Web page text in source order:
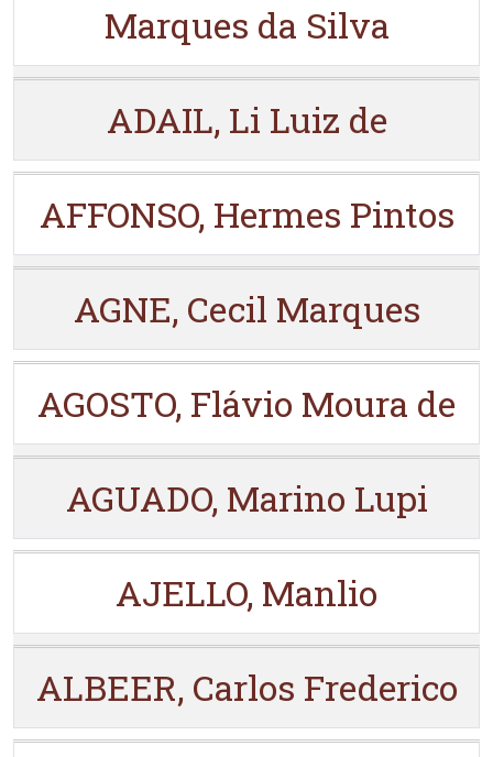
Marques da Silva
ADAIL, Li Luiz de
AFFONSO, Hermes Pintos
AGNE, Cecil Marques
AGOSTO, Flávio Moura de
AGUADO, Marino Lupi
AJELLO, Manlio
ALBEER, Carlos Frederico